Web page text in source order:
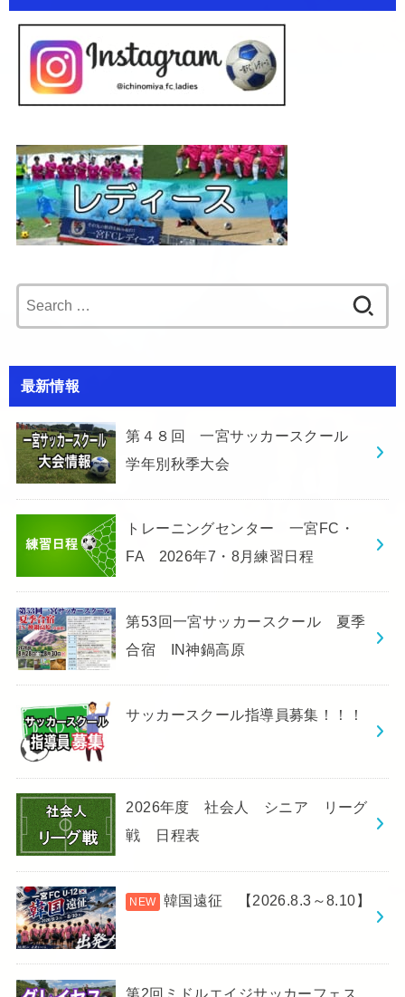
for:
最新情報
第４８回 一宮サッカースクール
学年別秋季大会
トレーニングセンター 一宮FC・
FA 2026年7・8月練習日程
第53回一宮サッカースクール 夏季
合宿 IN神鍋高原
サッカースクール指導員募集！！！
2026年度 社会人 シニア リーグ
戦 日程表
韓国遠征 【2026.8.3～8.10】
第2回ミドルエイジサッカーフェス